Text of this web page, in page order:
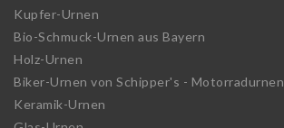
Kupfer-Urnen
Bio-Schmuck-Urnen aus Bayern
Holz-Urnen
Biker-Urnen von Schipper's - Motorradurnen
Keramik-Urnen